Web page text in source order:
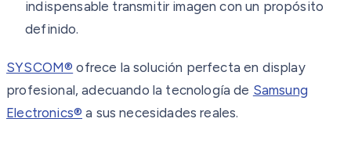
indispensable transmitir imagen con un propósito
definido.
SYSCOM® ofrece la solución perfecta en display
profesional, adecuando la tecnología de Samsung
Electronics® a sus necesidades reales.